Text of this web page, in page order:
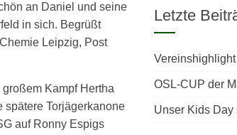
an Daniel und seine
in sich. Begrüßt
Leipzig, Post
Kampf Hertha
spätere Torjägerkanone
auf Ronny Espigs
Letzte
OSL-CUP der
Unser Kids Day